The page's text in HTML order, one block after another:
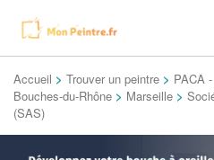
Accueil > Trouver un peintre > PACA
Bouches-du-Rhône > Marseille >
(SAS)